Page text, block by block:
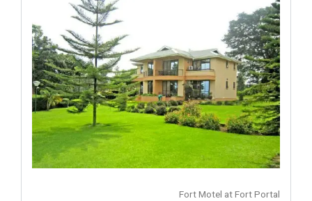
Fort Motel at Fort Portal